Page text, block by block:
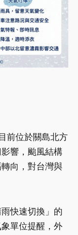
前位於關島北方
響，颱風結構
向，對台灣與
快速切換」的
單位提醒，外